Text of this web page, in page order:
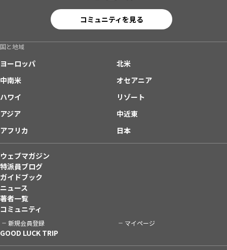
コミュニティを見る
国と地域
ヨーロッパ
北米
中南米
オセアニア
ハワイ
リゾート
アジア
中近東
アフリカ
日本
ウェブマガジン
特派員ブログ
ガイドブック
ニュース
著者一覧
コミュニティ
新規会員登録 マイページ
GOOD LUCK TRIP